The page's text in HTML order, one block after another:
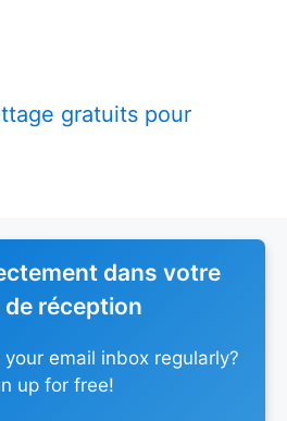
gratuits pour
dans votre
de réception
email inbox regularly?
up for free!